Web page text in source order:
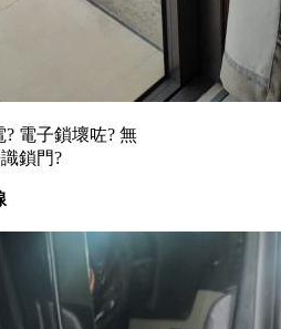
? 電子鎖壞咗? 無
鎖門?